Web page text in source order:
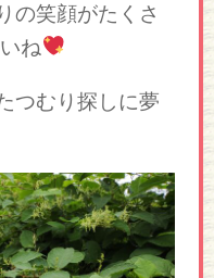
の笑顔がたくさ
ね
つむり探しに夢